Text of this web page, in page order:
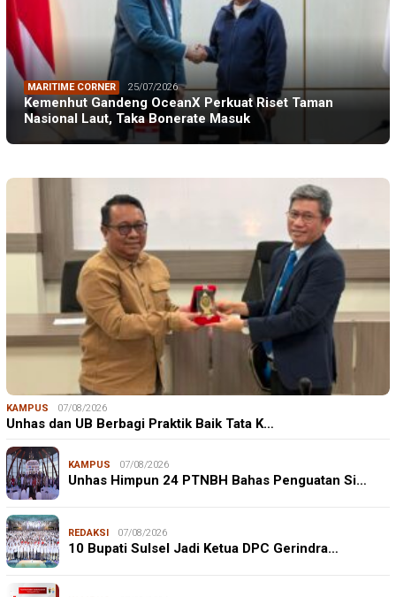
MARITIME CORNER 25/07/2026
Kemenhut Gandeng OceanX Perkuat Riset Taman
Nasional Laut, Taka Bonerate Masuk
KAMPUS 07/08/2026
Unhas dan UB Berbagi Praktik Baik Tata K…
KAMPUS 07/08/2026
Unhas Himpun 24 PTNBH Bahas Penguatan Si…
REDAKSI 07/08/2026
10 Bupati Sulsel Jadi Ketua DPC Gerindra…